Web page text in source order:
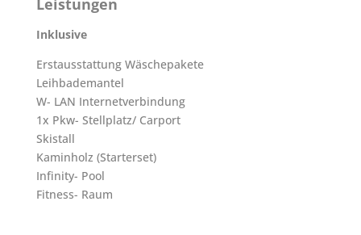
Leistungen
Inklusive
Erstausstattung Wäschepakete
Leihbademantel
W- LAN Internetverbindung
1x Pkw- Stellplatz/ Carport
Skistall
Kaminholz (Starterset)
Infinity- Pool
Fitness- Raum